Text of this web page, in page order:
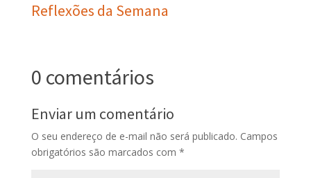
Reflexões da Semana
0 comentários
Enviar um comentário
O seu endereço de e-mail não será publicado. Campos
obrigatórios são marcados com *